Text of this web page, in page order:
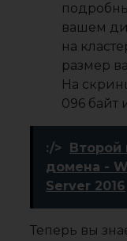
вашем
на
размер
На
096 байт
:/>
Второй
домена -
Server 2016
Теперь вы